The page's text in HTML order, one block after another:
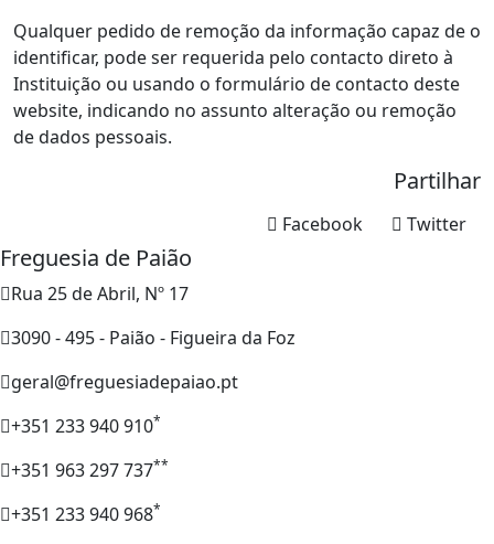
Qualquer pedido de remoção da informação capaz de o
identificar, pode ser requerida pelo contacto direto à
Instituição ou usando o formulário de contacto deste
website, indicando no assunto alteração ou remoção
de dados pessoais.
Partilhar
Twitter
Facebook
Freguesia de Paião
Rua 25 de Abril, Nº 17
3090 - 495 - Paião - Figueira da Foz
geral@freguesiadepaiao.pt
+351 233 940 910*
+351 963 297 737**
+351 233 940 968*